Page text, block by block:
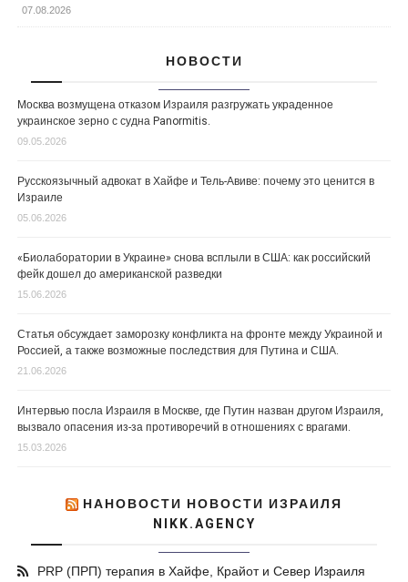
07.08.2026
НОВОСТИ
Москва возмущена отказом Израиля разгружать украденное
украинское зерно с судна Panormitis.
09.05.2026
Русскоязычный адвокат в Хайфе и Тель-Авиве: почему это ценится в
Израиле
05.06.2026
«Биолаборатории в Украине» снова всплыли в США: как российский
фейк дошел до американской разведки
15.06.2026
Статья обсуждает заморозку конфликта на фронте между Украиной и
Россией, а также возможные последствия для Путина и США.
21.06.2026
Интервью посла Израиля в Москве, где Путин назван другом Израиля,
вызвало опасения из-за противоречий в отношениях с врагами.
15.03.2026
НАНОВОСТИ НОВОСТИ ИЗРАИЛЯ
NIKK.AGENCY
PRP (ПРП) терапия в Хайфе, Крайот и Север Израиля